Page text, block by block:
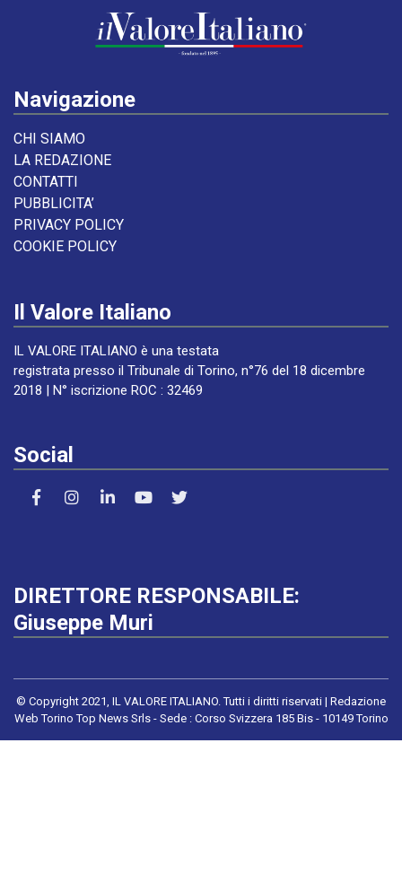
Navigazione
CHI SIAMO
LA REDAZIONE
CONTATTI
PUBBLICITA’
PRIVACY POLICY
COOKIE POLICY
Il Valore Italiano
IL VALORE ITALIANO è una testata
registrata presso il Tribunale di Torino, n°76 del 18 dicembre
2018 | N° iscrizione ROC : 32469
Social
DIRETTORE RESPONSABILE:
Giuseppe Muri
© Copyright 2021, IL VALORE ITALIANO. Tutti i diritti riservati | Redazione
Web Torino Top News Srls - Sede : Corso Svizzera 185 Bis - 10149 Torino